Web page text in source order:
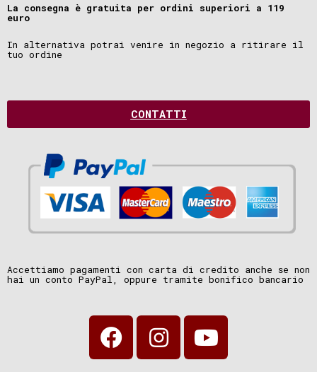
La consegna è gratuita per ordini superiori a 119
euro
In alternativa potrai venire in negozio a ritirare il
tuo ordine
CONTATTI
Accettiamo pagamenti con carta di credito anche se non
hai un conto PayPal, oppure tramite bonifico bancario